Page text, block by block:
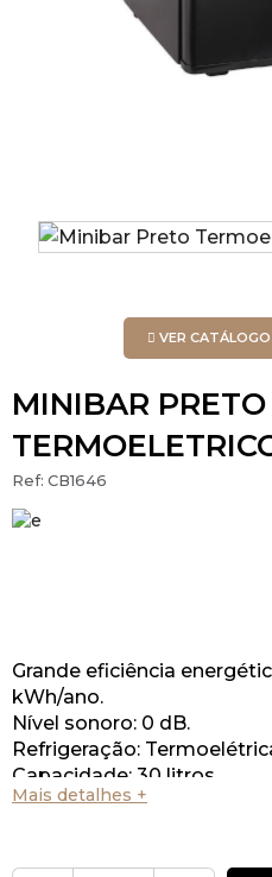
VER CATÁLOGO
MINIBAR PRETO
Ref: CB1646
Grande eficiência
kWh/ano.
Nível sonoro: 0 dB.
Refrigeração:
Capacidade: 30 litros.
Mais detalhes +